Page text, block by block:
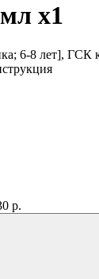
x1
6-8 лет], ГСК
р.